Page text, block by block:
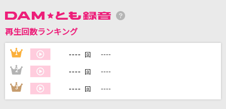
カラオケをもっと楽しもう！
再生回数ランキング
1 ---- 回 ----
2 ---- 回 ----
3 ---- 回 ----